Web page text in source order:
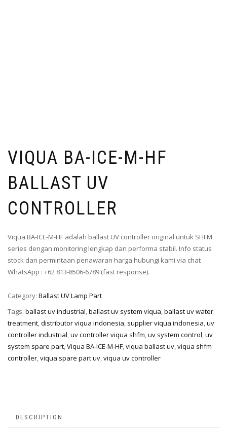
VIQUA BA-ICE-M-HF
BALLAST UV
CONTROLLER
Viqua BA-ICE-M-HF adalah ballast UV controller original untuk SHFM
series dengan monitoring lengkap dan performa stabil. Info status
stock dan permintaan penawaran harga hubungi kami via chat
WhatsApp : +62 813-8506-6789 (fast response).
Category: Ballast UV Lamp Part
Tags: ballast uv industrial,ballast uv system viqua,ballast uv water
treatment,distributor viqua indonesia, supplier viqua indonesia,uv
controller industrial,uv controller viqua shfm,uv system control,uv
system spare part,Viqua BA-ICE-M-HF,viqua ballast uv,viqua shfm
controller,viqua spare part uv,viqua uv controller
DESCRIPTION